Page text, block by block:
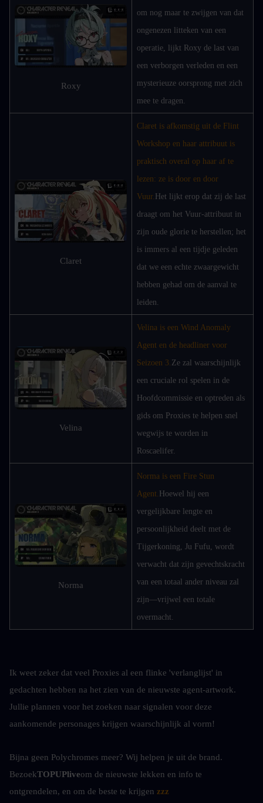
Roxy
om nog maar te zwijgen van dat
ongenezen litteken van een
operatie, lijkt Roxy de last van
een verborgen verleden en een
mysterieuze oorsprong met zich
mee te dragen.
Claret
Claret is afkomstig uit de Flint
Workshop en haar attribuut is
praktisch overal op haar af te
lezen: ze is door en door
Vuur. Het lijkt erop dat zij de last
draagt om het Vuur-attribuut in
zijn oude glorie te herstellen; het
is immers al een tijdje geleden
dat we een echte zwaargewicht
hebben gehad om de aanval te
leiden.
Velina
Velina is een Wind Anomaly
Agent en de headliner voor
Seizoen 3. Ze zal waarschijnlijk
een cruciale rol spelen in de
Hoofdcommissie en optreden als
gids om Proxies te helpen snel
wegwijs te worden in
Roscaelifer.
Norma
Norma is een Fire Stun
Agent. Hoewel hij een
vergelijkbare lengte en
persoonlijkheid deelt met de
Tijgerkoning, Ju Fufu, wordt
verwacht dat zijn gevechtskracht
van een totaal ander niveau zal
zijn—vrijwel een totale
overmacht.
Ik weet zeker dat veel Proxies al een flinke 'verlanglijst' in
gedachten hebben na het zien van de nieuwste agent-artwork.
Jullie plannen voor het zoeken naar signalen voor deze
aankomende personages krijgen waarschijnlijk al vorm!
Bijna geen Polychromes meer? Wij helpen je uit de brand.
BezoekTOPUPliveom de nieuwste lekken en info te
ontgrendelen, en om de beste te krijgen zzz